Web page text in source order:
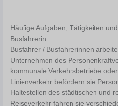
Häufige Aufgaben, Tätigkeiten
Busfahrerin
Busfahrer / Busfahrerinnen
Unternehmen des
kommunale Verkehrsbetriebe
Linienverkehr befördern sie
Haltestellen des städtischen und
Reiseverkehr fahren sie